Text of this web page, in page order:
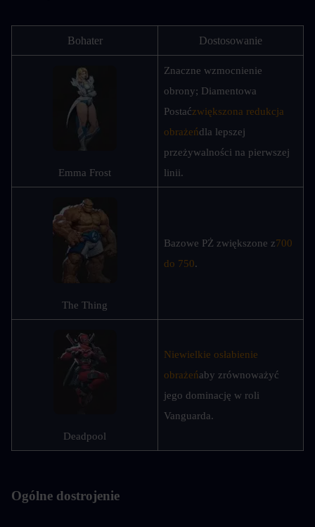
Bohater Dostosowanie
Emma Frost
Znaczne wzmocnienie
obrony; Diamentowa
Postaćzwiększona redukcja
obrażeńdla lepszej
przeżywalności na pierwszej
linii.
The Thing
Bazowe PŻ zwiększone z700
do 750.
Deadpool
Niewielkie osłabienie
obrażeńaby zrównoważyć
jego dominację w roli
Vanguarda.
Ogólne dostrojenie